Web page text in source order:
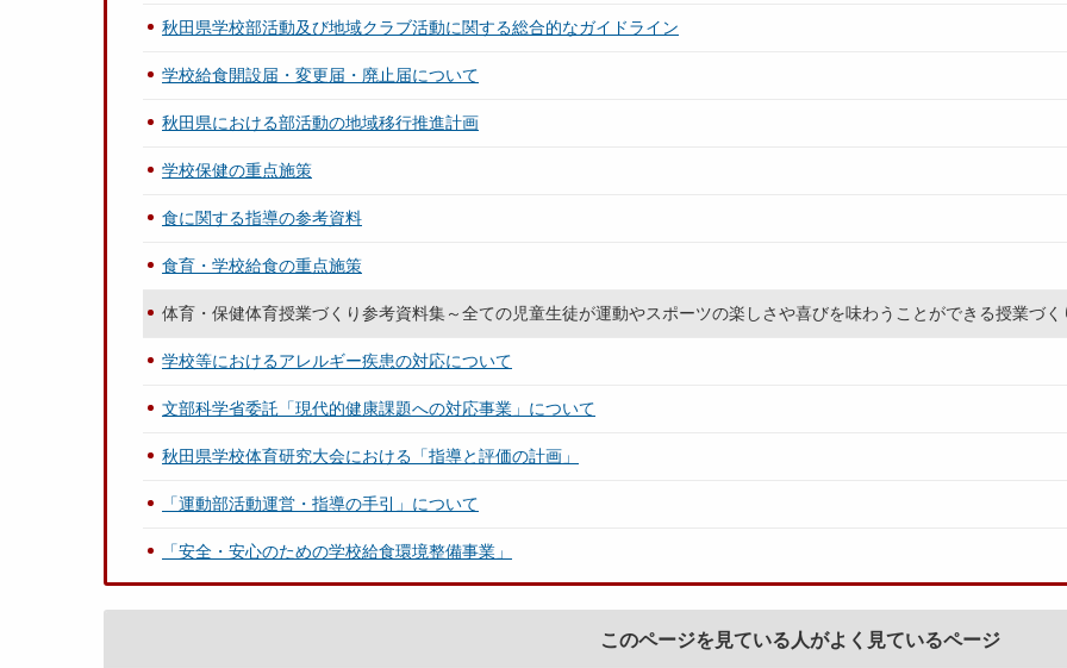
秋田県学校部活動及び地域クラブ活動に関する総合的なガイドライン
学校給食開設届・変更届・廃止届について
秋田県における部活動の地域移行推進計画
学校保健の重点施策
食に関する指導の参考資料
食育・学校給食の重点施策
体育・保健体育授業づくり参考資料集～全ての児童生徒が運動やスポーツの楽しさや喜びを味わうことができる授業づく
学校等におけるアレルギー疾患の対応について
文部科学省委託「現代的健康課題への対応事業」について
秋田県学校体育研究大会における「指導と評価の計画」
「運動部活動運営・指導の手引」について
「安全・安心のための学校給食環境整備事業」
このページを見ている人がよく見ているページ